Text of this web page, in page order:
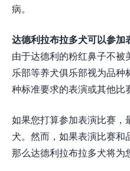
病。
达德利拉布拉多犬可以参加
由于达德利的粉红鼻子不
乐部等养犬俱乐部视为品
种标准要求的表演或其他比
如果您打算参加表演比赛，
犬。然而，如果表演比赛和
那么达德利拉布拉多犬将为